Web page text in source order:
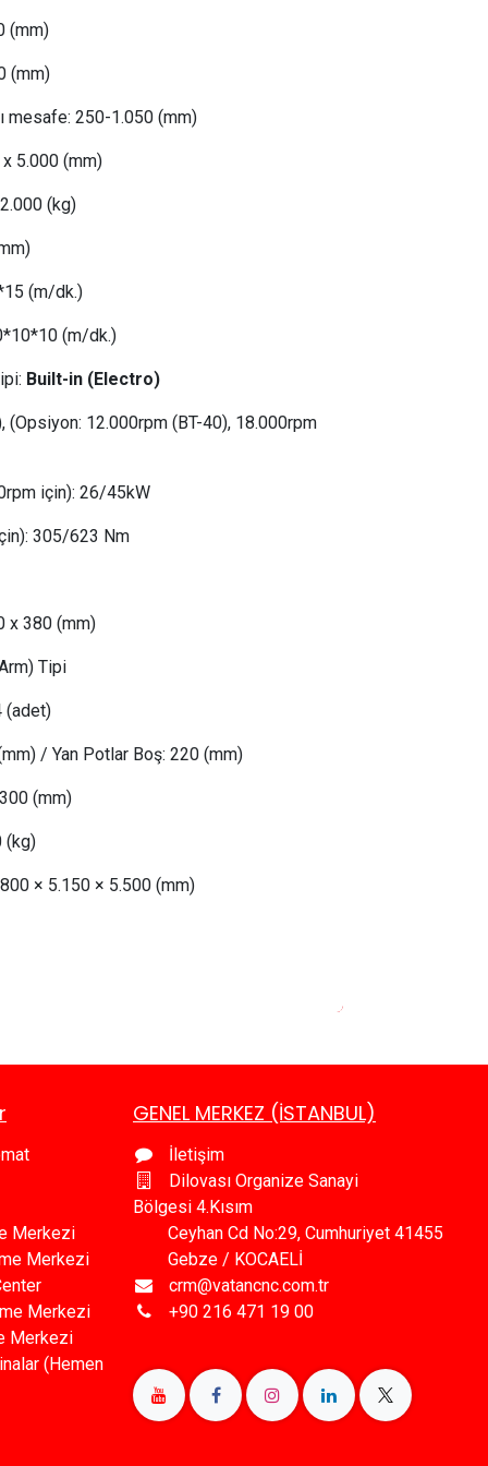
(mm)
(mm)
mesafe: 250-1.050 (mm)
5.000 (mm)
.000 (kg)
(m/dk.)
*10*10 (m/dk.)
Built-in (Electro)
(Opsiyon: 12.000rpm (BT-40), 18.000rpm
için): 26/45kW
: 305/623 Nm
x 380 (mm)
Tipi
(adet)
/ Yan Potlar Boş: 220 (mm)
300 (mm)
(kg)
× 5.150 × 5.500 (mm)
GENEL MERKEZ (İSTANBUL)
İletişim
Dilovası Organize Sanayi
Bölgesi 4.Kısım
Ceyhan Cd No:29, Cumhuriyet 41455
Gebze / KOCAELİ
crm@vatancnc.com.tr
+90 216 471 19 00
Merkezi
Merkezi
Merkezi
Merkezi
(Hemen